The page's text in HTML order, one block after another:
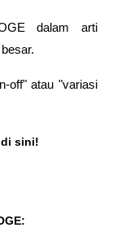
dalam arti
off" atau "variasi
di sini!